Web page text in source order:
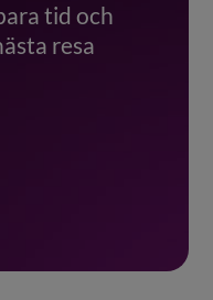
tid och
resa